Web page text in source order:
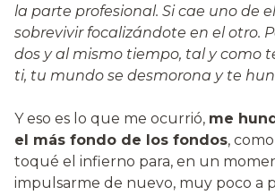
la parte profesional. Si cae uno de
sobrevivir focalizándote en el otro.
dos y al mismo tiempo, tal y como
ti, tu mundo se desmorona y te
Y eso es lo que me ocurrió, me
el más fondo de los fondos,
toqué el infierno para, en un
impulsarme de nuevo, muy poco a